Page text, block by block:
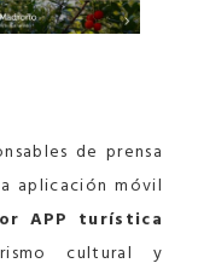
de prensa
aplicación móvil
APP turística
cultural y